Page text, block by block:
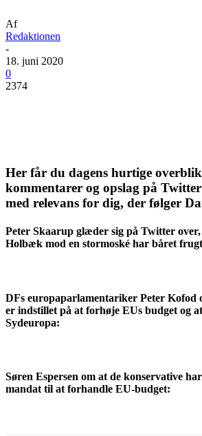
Af
Redaktionen
-
18. juni 2020
0
2374
Her får du dagens hurtige
kommentarer og opslag på
med relevans for dig, der følger
Peter Skaarup glæder sig på Twitter
Holbæk mod en stormoské har båret
DFs europaparlamentariker Peter Kofod
er indstillet på at forhøje EUs budget og
Sydeuropa:
Søren Espersen om at de konservative
mandat til at forhandle EU-budget: